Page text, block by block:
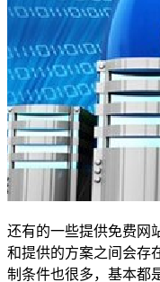
还有的一些提供免费网
和提供的方案之间会存
制条件也很多，基本都